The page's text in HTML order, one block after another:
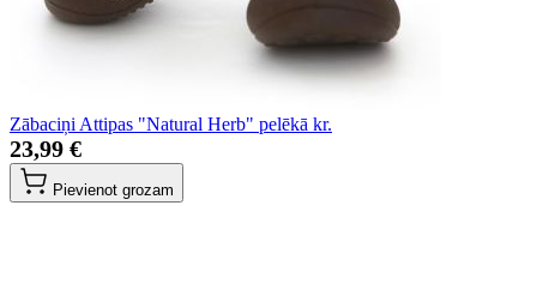
Zābaciņi Attipas "Natural Herb" pelēkā kr.
23,99 €
Pievienot grozam